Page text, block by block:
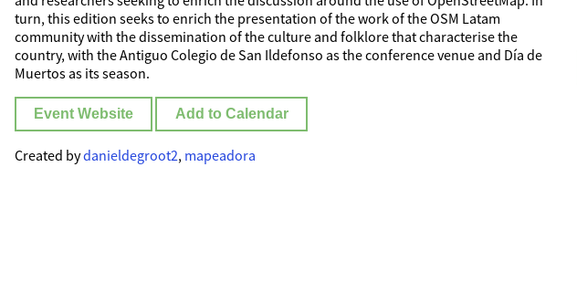
turn, this edition seeks to enrich the presentation of the work of the OSM Latam
community with the dissemination of the culture and folklore that characterise the
country, with the Antiguo Colegio de San Ildefonso as the conference venue and Día de
Muertos as its season.
Event Website Add to Calendar
Created bydanieldegroot2, mapeadora